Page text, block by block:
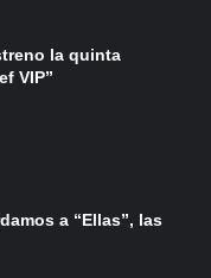
la quinta
VIP”
a “Ellas”, las